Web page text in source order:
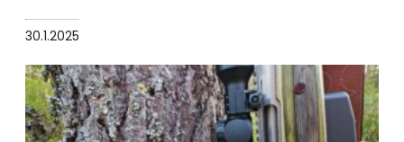
30.1.2025